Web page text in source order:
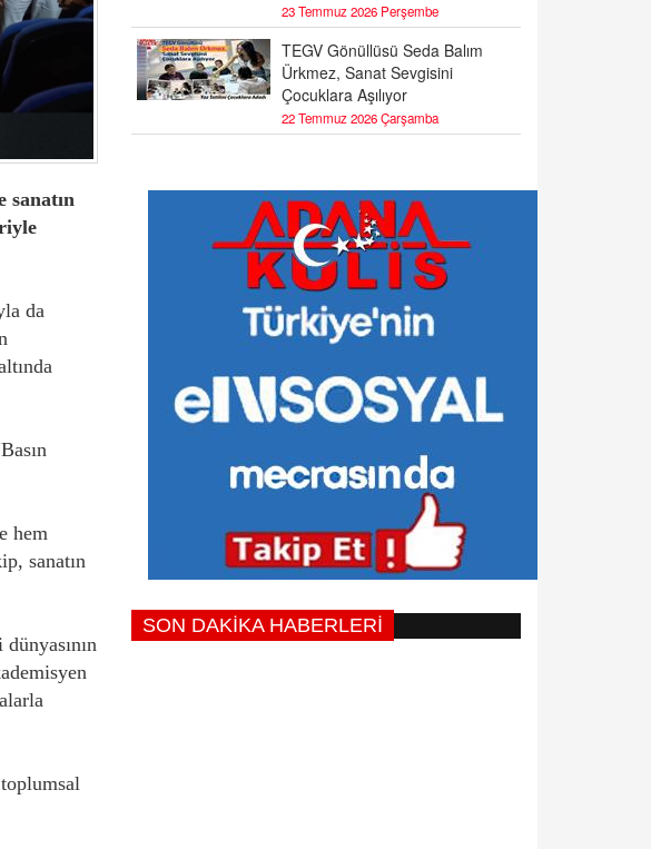
sanatın
da
hem
sanatın
toplumsal
23 Temmuz 2026 Perşembe
TEGV Gönüllüsü Seda Balım
Ürkmez, Sanat Sevgisini
Çocuklara Aşılıyor
22 Temmuz 2026 Çarşamba
SON DAKİKA HABERLERİ